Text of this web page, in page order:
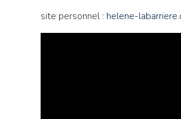
site personnel : helene-